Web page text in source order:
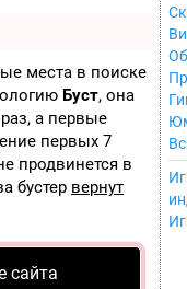
места в поиске
Буст, она
а первые
первых 7
продвинется в
бустер вернут
сайта
Portable
Nintendo DS
Android
iOS
MacOS
Sega Mega Drive
Mobile
Nintendo Wii U